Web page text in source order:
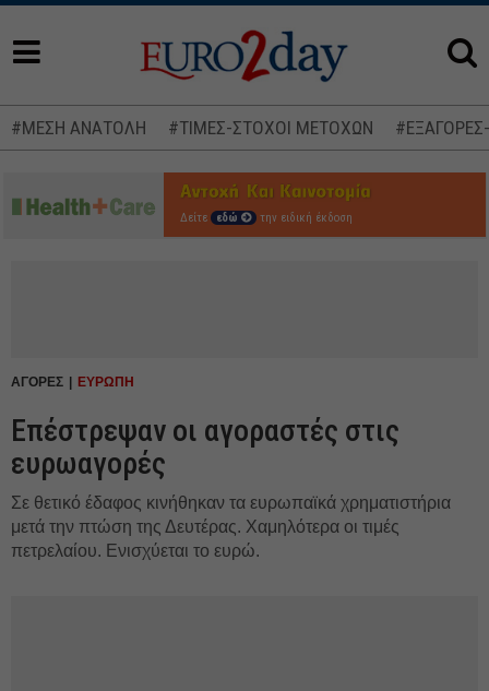
#ΜΕΣΗ ΑΝΑΤΟΛΗ #ΤΙΜΕΣ-ΣΤΟΧΟΙ ΜΕΤΟΧΩΝ
Δείτε εδώ την ειδική έκδοση
ΑΓΟΡΕΣ ΕΥΡΩΠΗ
Επέστρεψαν οι αγοραστές στις
ευρωαγορές
Σε θετικό έδαφος κινήθηκαν τα ευρωπαϊκά χρηματιστήρια
μετά την πτώση της Δευτέρας. Χαμηλότερα οι τιμές
πετρελαίου. Ενισχύεται το ευρώ.